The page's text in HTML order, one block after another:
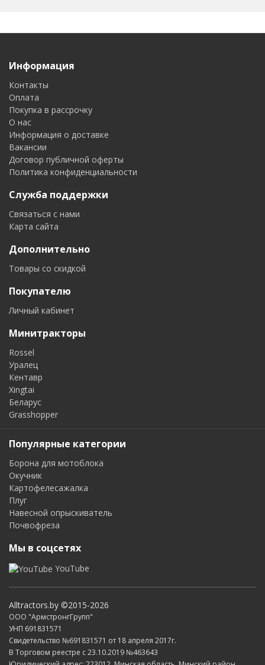
Информация
Контакты
Оплата
Покупка в рассрочку
О нас
Информация о доставке
Вакансии
Договор публичной оферты
Политика конфиденциальности
Служба поддержки
Связаться с нами
Карта сайта
Дополнительно
Товары со скидкой
Покупателю
Личный кабинет
Минитракторы
Rossel
Уралец
Кентавр
Xingtai
Беларус
Grasshopper
Популярные категории
Борона для мотоблока
Окучник
Картофелесажалка
Плуг
Навесной опрыскиватель
Почвофреза
Мы в соцсетях
YouTube
Alltractors.by ©2015-2026
ООО "АрмстронгГрупп"
УНП 691831571
Свидетельство №691831571 от 18 апреля 2017г.
В Торговом реестре с 23.10.2019 №463643